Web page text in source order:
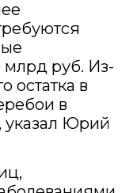
млрд руб. Из-
остатка в
в
указал Юрий